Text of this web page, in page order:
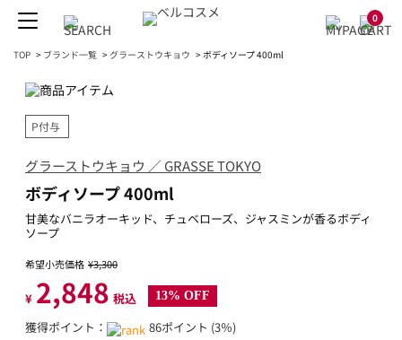
0
TOP > ブランド一覧 >グラーストウキョウ >ボディソープ 400ml
P付与
グラーストウキョウ ／ GRASSE TOKYO
ボディソープ 400ml
甘美なバニラオーキッド、チュベローズ、ジャスミンが香るボディ
ソープ
希望小売価格 ¥3,300
¥ 2,848 税込 13% OFF
獲得ポイント： 86ポイント (3％)